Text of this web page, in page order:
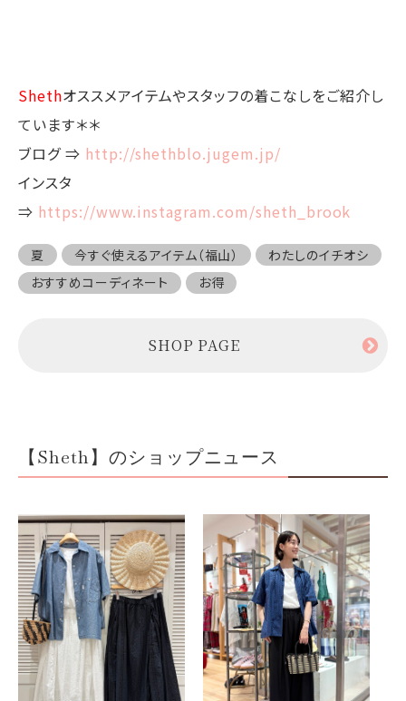
Shethオススメアイテムやスタッフの着こなしをご紹介し
ています＊＊
ブログ ⇒ http://shethblo.jugem.jp/
インスタ
⇒ https://www.instagram.com/sheth_brook
夏 今すぐ使えるアイテム（福山）
わたしのイチオシ
おすすめコーディネート
お得
SHOP PAGE
【Sheth】のショップニュース